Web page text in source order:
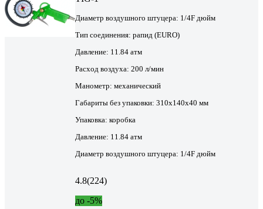
Диаметр воздушного штуцера: 1/4F дюйм
Тип соединения: рапид (EURO)
Давление: 11.84 атм
Расход воздуха: 200 л/мин
Манометр: механический
Габариты без упаковки: 310х140х40 мм
Упаковка: коробка
Давление: 11.84 атм
Диаметр воздушного штуцера: 1/4F дюйм
4.8(224)
до -5%